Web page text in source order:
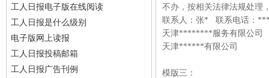
工人日报电子版在线阅读
工人日报是什么级别
电子版网上读报
工人日报投稿邮箱
工人日报广告刊例
不办，按相关法律法规处理
联系人：张* 联系电话：
天津********服务有限公司
天津******有限公司
模版三：